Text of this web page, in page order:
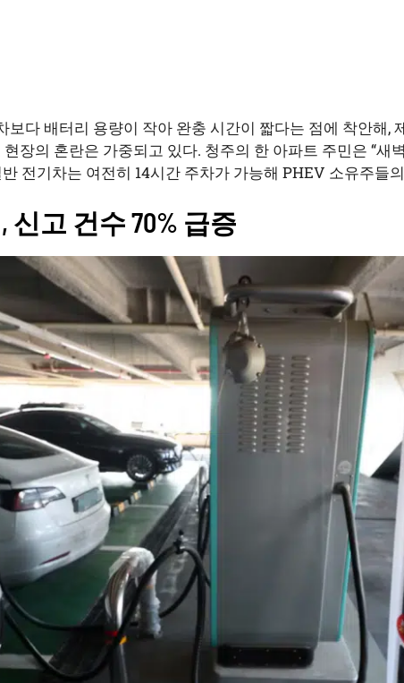
다 배터리 용량이 작아 완충 시간이 짧다는 점에 착안해,
장의 혼란은 가중되고 있다. 청주의 한 아파트 주민은 “새
전기차는 여전히 14시간 주차가 가능해 PHEV 소유주들
신고 건수 70% 급증